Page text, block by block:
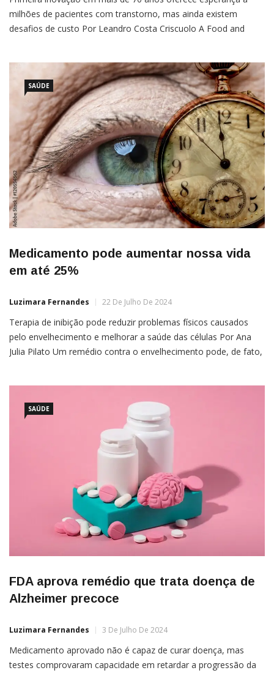
milhões de pacientes com transtorno, mas ainda existem
desafios de custo Por Leandro Costa Criscuolo A Food and
Myers Squibb, marcando a primeira inovação no tratamento da
doença em mais de 70 […]
SAÚDE
Medicamento pode aumentar nossa vida
em até 25%
Luzimara Fernandes 22 De Julho De 2024
Terapia de inibição pode reduzir problemas físicos causados
pelo envelhecimento e melhorar a saúde das células Por Ana
Julia Pilato Um remédio contra o envelhecimento pode, de fato,
pode aumentar
SAÚDE
FDA aprova remédio que trata doença de
Alzheimer precoce
Luzimara Fernandes 3 De Julho De 2024
Medicamento aprovado não é capaz de curar doença, mas
testes comprovaram capacidade em retardar a progressão da